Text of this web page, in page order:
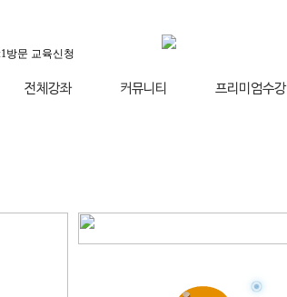
전체강좌 커뮤니티 프리미엄수강